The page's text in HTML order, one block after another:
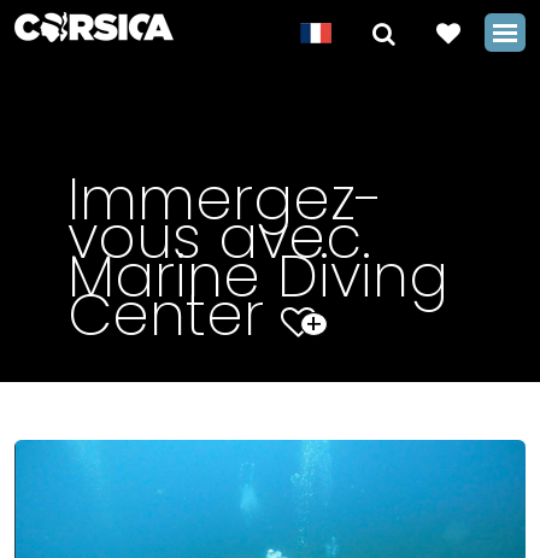
Immergez-
vous avec
Marine Diving
Center +